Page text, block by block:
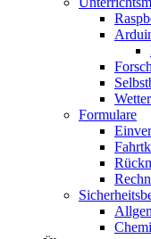
Formulare